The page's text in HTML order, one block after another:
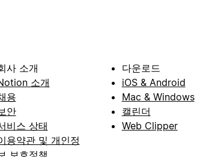
사 소개
소개
용
안
비스 상태
용약관 및 개인정
다운로드
iOS & Android
Mac & Windows
캘린더
Web Clipper